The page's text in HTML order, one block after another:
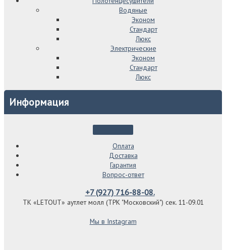
Водяные
Эконом
Стандарт
Люкс
Электрические
Эконом
Стандарт
Люкс
Информация
Оплата
Доставка
Гарантия
Вопрос-ответ
+7 (927) 716-88-08.
ТК «LETOUT» аутлет молл (ТРК "Московский") сек. 11-09.01
Мы в Instagram